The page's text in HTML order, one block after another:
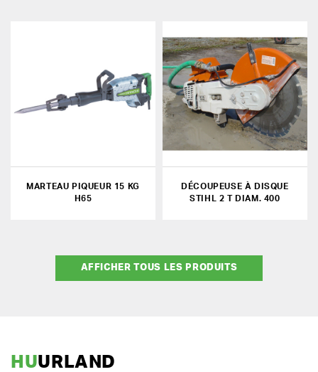
MARTEAU PIQUEUR 15 KG
H65
DÉCOUPEUSE À DISQUE
STIHL 2 T DIAM. 400
AFFICHER TOUS LES PRODUITS
HUURLAND